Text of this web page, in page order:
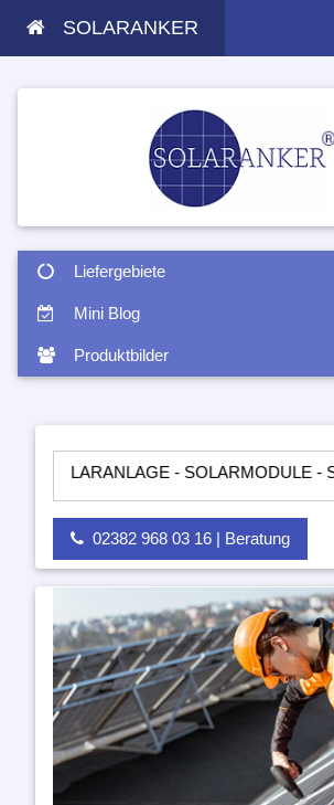
SOLARANKER
Liefergebiete
Mini Blog
Produktbilder
- SOLARMODULE -
02382 968 03 16 | Beratung